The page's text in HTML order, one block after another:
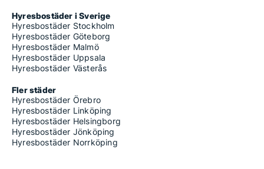
Hyresbostäder i Sverige
Hyresbostäder Stockholm
Hyresbostäder Göteborg
Hyresbostäder Malmö
Hyresbostäder Uppsala
Hyresbostäder Västerås
Fler städer
Hyresbostäder Örebro
Hyresbostäder Linköping
Hyresbostäder Helsingborg
Hyresbostäder Jönköping
Hyresbostäder Norrköping